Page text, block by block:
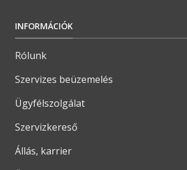
INFORMÁCIÓK
Rólunk
Szervizes beüzemelés
Ügyfélszolgálat
Szervizkereső
Állás, karrier